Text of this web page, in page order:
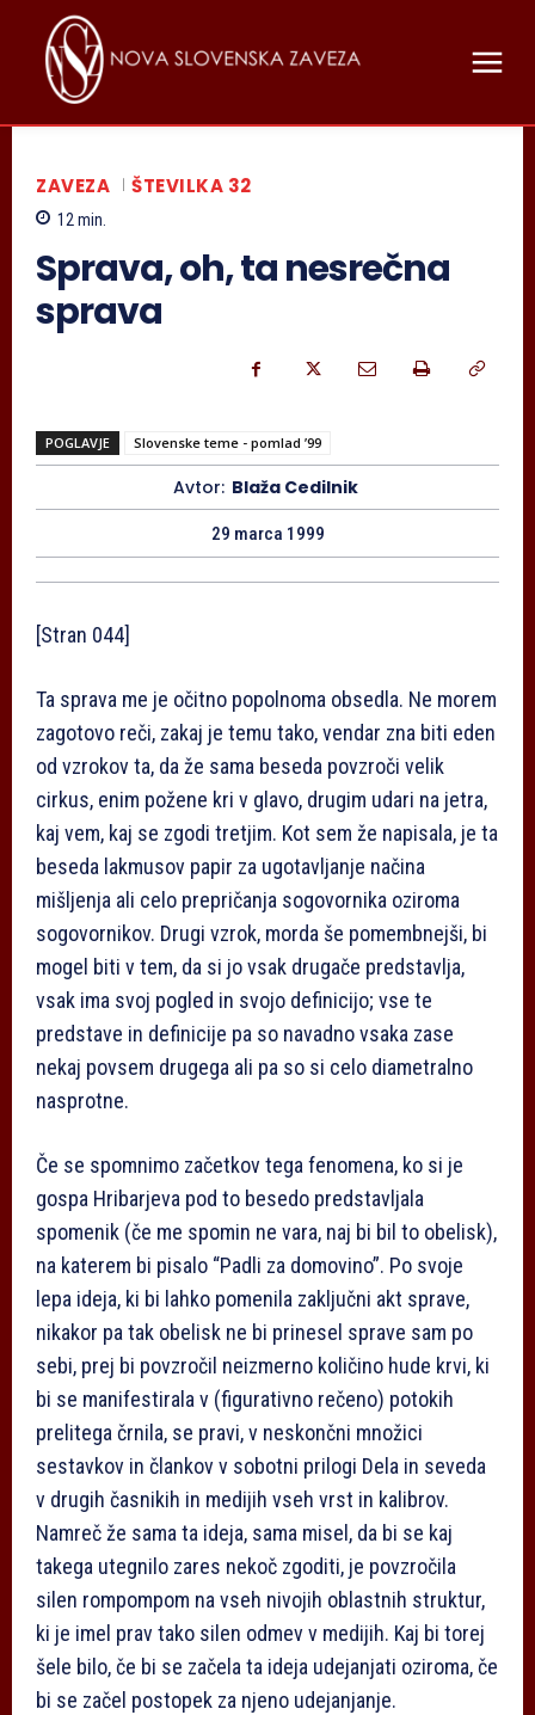
ZAVEZA ŠTEVILKA 32
12 min.
Sprava, oh, ta nesrečna
sprava
POGLAVJE Slovenske teme - pomlad ’99
Avtor: Blaža Cedilnik
29 marca 1999
[Stran 044]
Ta sprava me je očitno popolnoma obsedla. Ne morem
zagotovo reči, zakaj je temu tako, vendar zna biti eden
od vzrokov ta, da že sama beseda povzroči velik
cirkus, enim požene kri v glavo, drugim udari na jetra,
kaj vem, kaj se zgodi tretjim. Kot sem že napisala, je ta
beseda lakmusov papir za ugotavljanje načina
mišljenja ali celo prepričanja sogovornika oziroma
sogovornikov. Drugi vzrok, morda še pomembnejši, bi
mogel biti v tem, da si jo vsak drugače predstavlja,
vsak ima svoj pogled in svojo definicijo; vse te
predstave in definicije pa so navadno vsaka zase
nekaj povsem drugega ali pa so si celo diametralno
nasprotne.
Če se spomnimo začetkov tega fenomena, ko si je
gospa Hribarjeva pod to besedo predstavljala
spomenik (če me spomin ne vara, naj bi bil to obelisk),
na katerem bi pisalo “Padli za domovino”. Po svoje
lepa ideja, ki bi lahko pomenila zaključni akt sprave,
nikakor pa tak obelisk ne bi prinesel sprave sam po
sebi, prej bi povzročil neizmerno količino hude krvi, ki
bi se manifestirala v (figurativno rečeno) potokih
prelitega črnila, se pravi, v neskončni množici
sestavkov in člankov v sobotni prilogi Dela in seveda
v drugih časnikih in medijih vseh vrst in kalibrov.
Namreč že sama ta ideja, sama misel, da bi se kaj
takega utegnilo zares nekoč zgoditi, je povzročila
silen rompompom na vseh nivojih oblastnih struktur,
ki je imel prav tako silen odmev v medijih. Kaj bi torej
šele bilo, če bi se začela ta ideja udejanjati oziroma, če
bi se začel postopek za njeno udejanjanje.